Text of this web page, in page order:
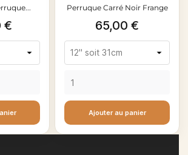
€
Perruque Carré Noir Frange
Prix
65,00 €
Ajouter au panier